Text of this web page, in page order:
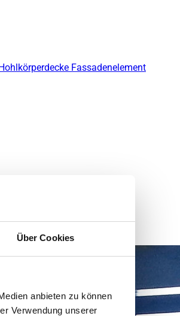
Über Cookies
anbieten zu können
Verwendung unserer
Fassadenelement